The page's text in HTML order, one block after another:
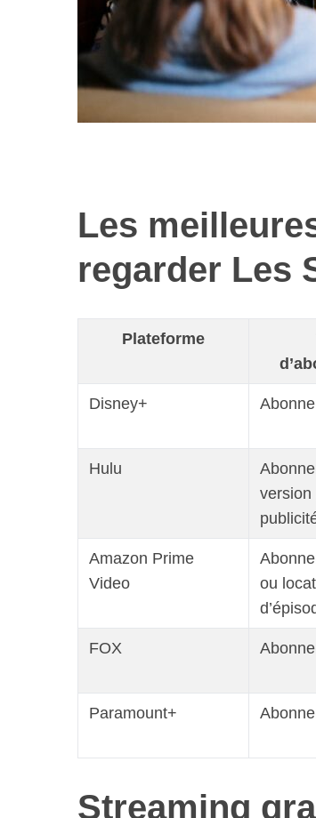
Les
regarder Les
Plateforme
Disney+
Hulu
version
Amazon Prime
Video
ou
FOX
Paramount+
Streaming